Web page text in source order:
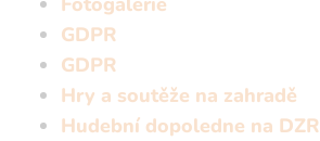
GDPR
GDPR
Hry a soutěže na zahradě
Hudební dopoledne na DZR